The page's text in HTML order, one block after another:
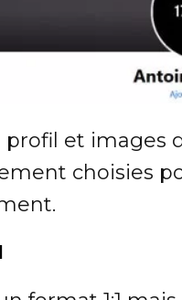
profil et images
choisies